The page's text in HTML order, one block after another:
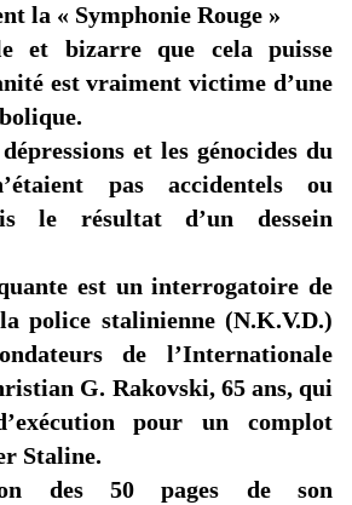
la « Symphonie Rouge »
et bizarre que cela puisse
est vraiment victime d’une
et les génocides du
pas accidentels ou
le résultat d’un dessein
est un interrogatoire de
police stalinienne (N.K.V.D.)
de l’Internationale
G. Rakovski, 65 ans, qui
pour un complot
Staline.
des 50 pages de son